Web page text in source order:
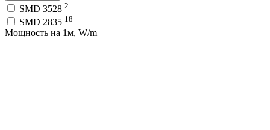
SMD 3528 2
SMD 2835 18
Мощность на 1м, W/m